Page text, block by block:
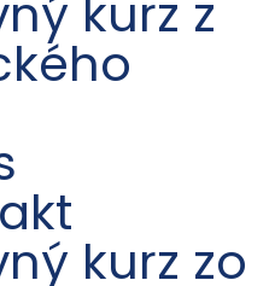
kurz z
kurz zo